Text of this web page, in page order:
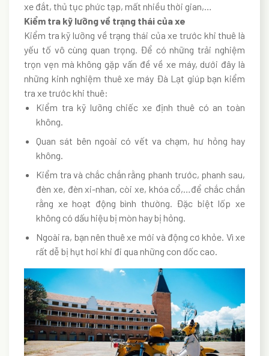
xe đắt, thủ tục phức tạp, mất nhiều thời gian,…
Kiểm tra kỹ lưỡng về trạng thái của xe
Kiểm tra kỹ lưỡng về trạng thái của xe trước khi thuê là
yếu tố vô cùng quan trọng. Để có những trải nghiệm
trọn vẹn mà không gặp vấn đề về xe máy, dưới đây là
những kinh nghiệm thuê xe máy Đà Lạt giúp bạn kiểm
tra xe trước khi thuê:
Kiểm tra kỹ lưỡng chiếc xe định thuê có an toàn
không.
Quan sát bên ngoài có vết va chạm, hư hỏng hay
không.
Kiểm tra và chắc chắn rằng phanh trước, phanh sau,
đèn xe, đèn xi-nhan, còi xe, khóa cổ,…để chắc chắn
rằng xe hoạt động bình thường. Đặc biệt lốp xe
không có dấu hiệu bị mòn hay bị hỏng.
Ngoài ra, bạn nên thuê xe mới và động cơ khỏe. Vì xe
rất dễ bị hụt hơi khi đi qua những con dốc cao.